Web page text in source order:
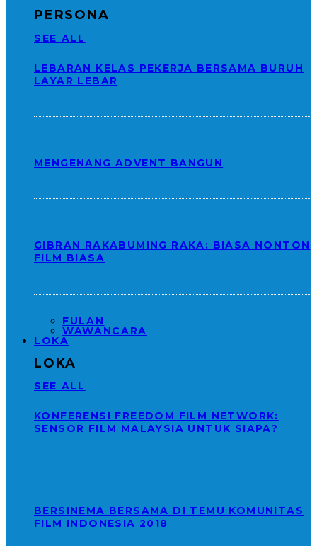
PERSONA
SEE ALL
LEBARAN KELAS PEKERJA BERSAMA BURUH
LAYAR LEBAR
MENGENANG ADVENT BANGUN
GIBRAN RAKABUMING RAKA: BIASA NONTON
FILM BIASA
FULAN
WAWANCARA
LOKA
LOKA
SEE ALL
KONFERENSI FREEDOM FILM NETWORK:
SENSOR FILM MALAYSIA UNTUK SIAPA?
BERSINEMA BERSAMA DI TEMU KOMUNITAS
FILM INDONESIA 2018